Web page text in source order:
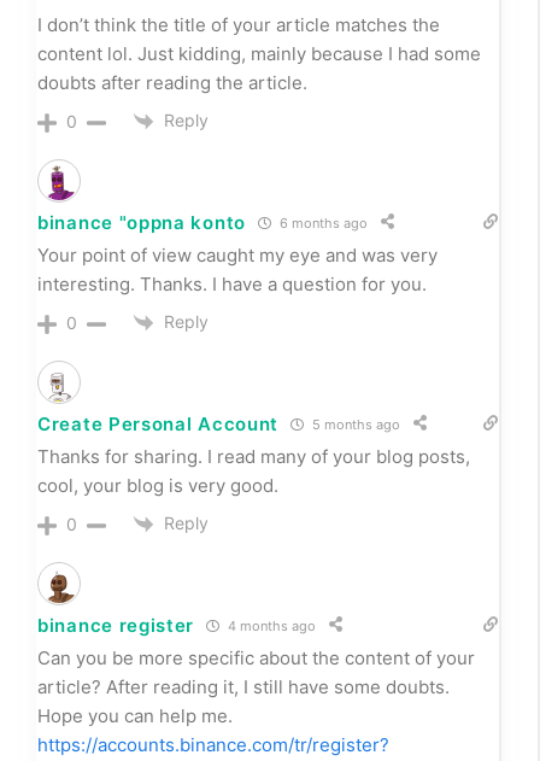
I don’t think the title of your article matches the
content lol. Just kidding, mainly because I had some
doubts after reading the article.
0 Reply
binance "oppna konto 6 months ago
Your point of view caught my eye and was very
interesting. Thanks. I have a question for you.
0 Reply
Create Personal Account 5 months ago
Thanks for sharing. I read many of your blog posts,
cool, your blog is very good.
0 Reply
binance register 4 months ago
Can you be more specific about the content of your
article? After reading it, I still have some doubts.
Hope you can help me.
https://accounts.binance.com/tr/register?